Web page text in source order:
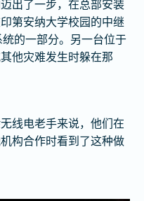
出了一步，在总部安装
第安纳大学校园的中继
的一部分。另一台位于
他灾难发生时躲在那
线电老手来说，他们在
构合作时看到了这种做